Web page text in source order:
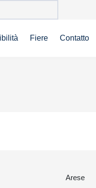
Fiere Contatto
Arese